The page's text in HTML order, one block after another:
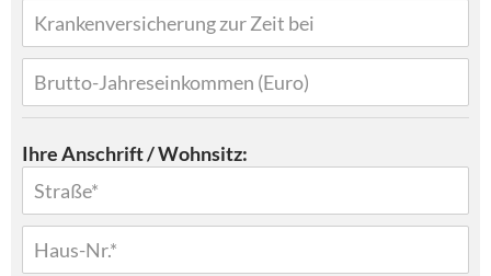
Ihre Anschrift / Wohnsitz: